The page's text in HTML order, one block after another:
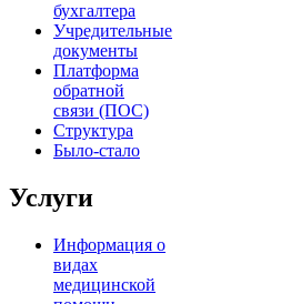
бухгалтера
Учредительные
документы
Платформа
обратной
связи (ПОС)
Структура
Было-стало
Услуги
Информация о
видах
медицинской